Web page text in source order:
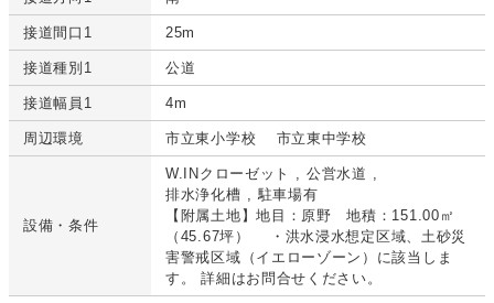
接道間口1 25m
接道種別1 公道
接道幅員1 4m
周辺環境 市立東小学校 市立東中学校
設備・条件
W.INクローゼット
公営水道
排水浄化槽
駐車場有
【附属土地】地目：原野 地積：151.00㎡
（45.67坪） ・洪水浸水想定区域、土砂災
害警戒区域（イエローゾーン）に該当しま
す。 詳細はお問合せください。